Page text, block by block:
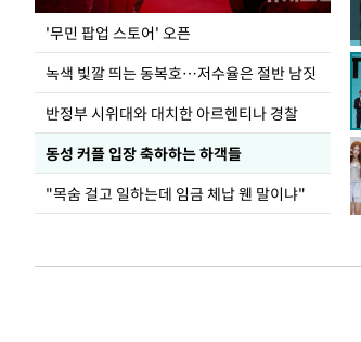
'무민 팝업 스토어' 오픈
녹색 빛깔 띄는 동복호…저수율은 절반 남짓
반정부 시위대와 대치한 아르헨티나 경찰
동성 커플 입장 축하하는 하객들
"목숨 걸고 일하는데 임금 체납 웬 말이냐"